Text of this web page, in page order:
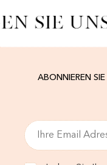
SIE
ABONNIEREN